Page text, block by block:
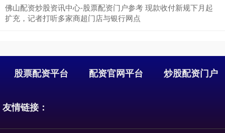
佛山配资炒股资讯中心-股票配资门户参考 现款收付新规下月起
扩充，记者打听多家商超门店与银行网点
股票配资平台 配资官网平台 炒股配资门户
友情链接：